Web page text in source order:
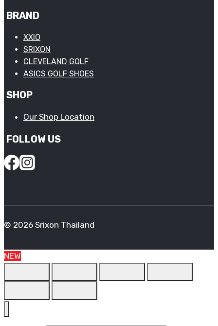
BRAND
XXIO
SRIXON
CLEVELAND GOLF
ASICS GOLF SHOES
SHOP
Our Shop Location
FOLLOW US
© 2026 Srixon Thailand
NEW